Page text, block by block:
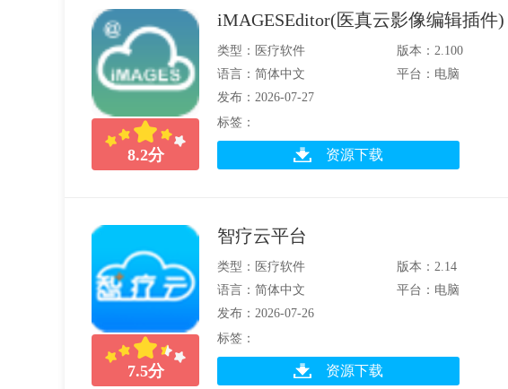
8.2分
iMAGESEditor(医真云影像编辑插件)
类型：医疗软件
版本：2.100
语言：简体中文
平台：电脑
发布：2026-07-27
标签：
资源下载
7.5分
智疗云平台
类型：医疗软件
版本：2.14
语言：简体中文
平台：电脑
发布：2026-07-26
标签：
资源下载